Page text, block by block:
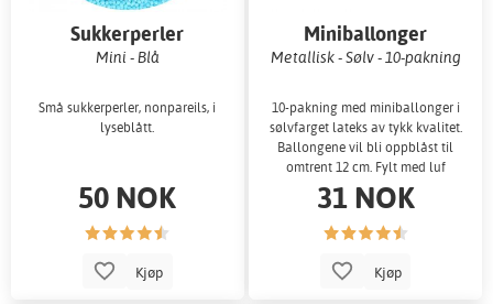
Sukkerperler
Mini - Blå
Små sukkerperler, nonpareils, i
lyseblått.
50 NOK
Kjøp
Miniballonger
Metallisk - Sølv - 10-pakning
10-pakning med miniballonger i
sølvfarget lateks av tykk kvalitet.
Ballongene vil bli oppblåst til
omtrent 12 cm. Fylt med luf
31 NOK
Kjøp